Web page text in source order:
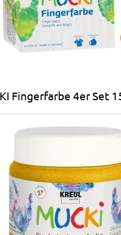
Fingerfarbe 4er Set